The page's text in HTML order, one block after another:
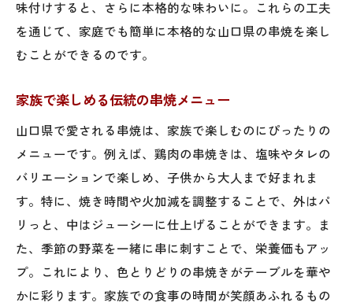
味付けすると、さらに本格的な味わいに。これらの工夫
を通じて、家庭でも簡単に本格的な山口県の串焼を楽し
むことができるのです。
家族で楽しめる伝統の串焼メニュー
山口県で愛される串焼は、家族で楽しむのにぴったりの
メニューです。例えば、鶏肉の串焼きは、塩味やタレの
バリエーションで楽しめ、子供から大人まで好まれま
す。特に、焼き時間や火加減を調整することで、外はパ
リっと、中はジューシーに仕上げることができます。ま
た、季節の野菜を一緒に串に刺すことで、栄養価もアッ
プ。これにより、色とりどりの串焼きがテーブルを華や
かに彩ります。家族での食事の時間が笑顔あふれるもの